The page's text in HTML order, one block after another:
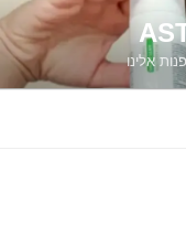
אלינו